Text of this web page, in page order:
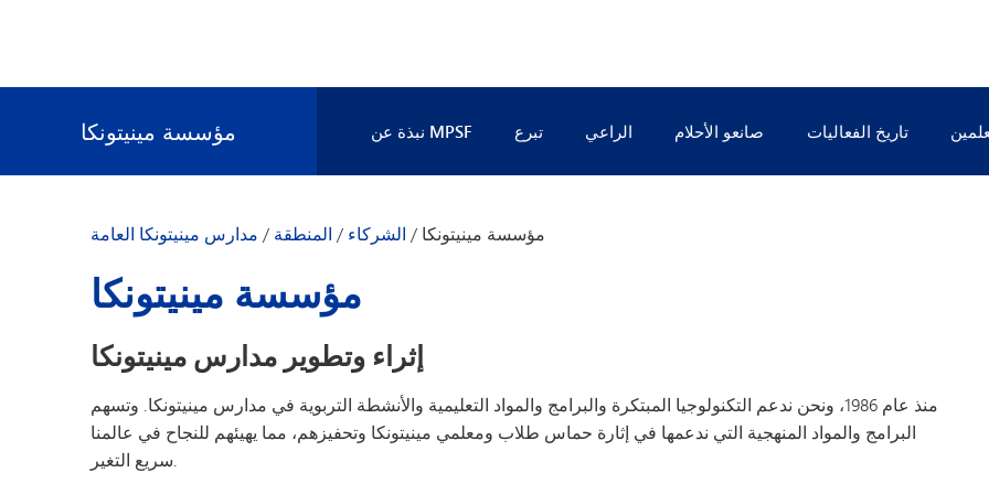
مؤسسة مينيتونكا نبذة عن MPSF
أعضاء مجلس الإدارة السابقون
تبرع
التبرعات المخططة
الراعي صانعو الأحلام تاريخ الفعاليات
مدارس مينيتونكا العامة / المنطقة / الشركاء / مؤسسة مينيتونكا
مؤسسة مينيتونكا
إثراء وتطوير مدارس مينيتونكا
منذ عام 1986، ونحن ندعم التكنولوجيا المبتكرة والبرامج والمواد التعليمية والأنشطة التربوية في مدارس مينيتونكا. وتسهم
البرامج والمواد المنهجية التي ندعمها في إثارة حماس طلاب ومعلمي مينيتونكا وتحفيزهم، مما يهيئهم للنجاح في عالمنا
سريع التغير.